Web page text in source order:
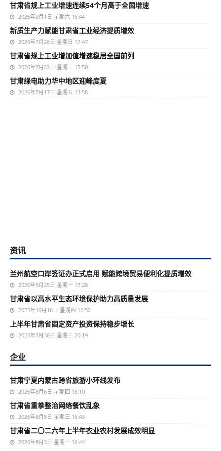
甘肃省规上工业增速连续54个月高于全国增速
2026年8月1日 星期六 16:44
新质生产力赋能甘肃省工业经济提质增效
2026年7月26日 星期日 17:47
甘肃省规上工业增加值增速稳居全国前列
2026年7月22日 星期三 15:50
甘肃绿电助力华中地区迎峰度夏
2026年7月17日 星期五 13:58
资讯
兰州航空口岸签证办正式启用 赋能跨境贸易便利化提质增效
2026年5月25日 星期一 17:28
甘肃省以高水平生态环境保护助力高质量发展
2025年10月16日 星期四 16:52
上半年甘肃省固定资产投资保持稳步增长
2025年7月30日 星期三 20:19
企业
甘肃宁夏内蒙古跨省旅游小环线发布
2026年8月6日 星期四 18:10
甘肃省重拳整治网络餐饮乱象
2026年8月5日 星期三 16:43
甘肃省二〇二六年上半年农业农村发展成效明显
2026年8月3日 星期一 16:44